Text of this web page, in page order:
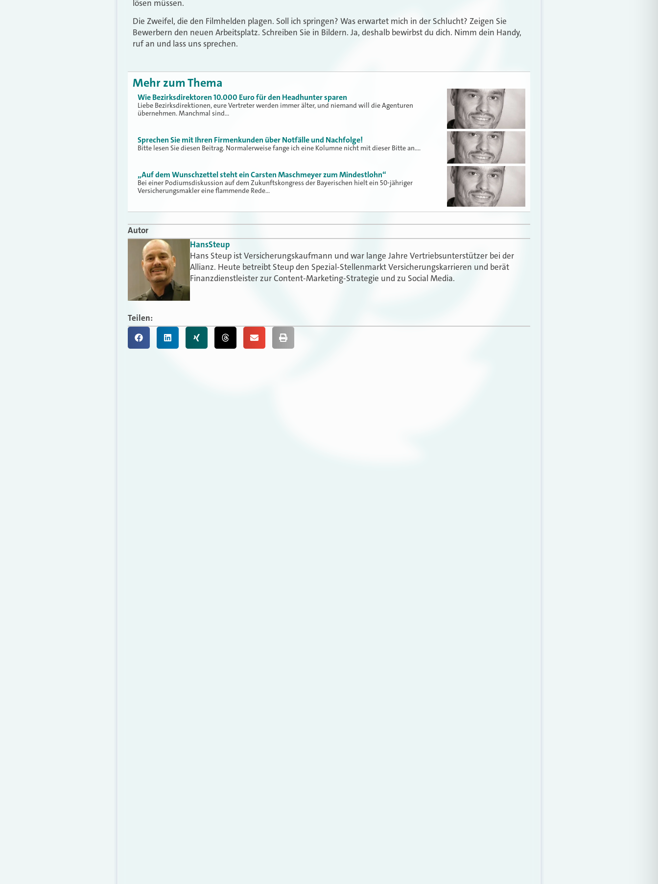
lösen müssen.
Die Zweifel, die den Filmhelden plagen. Soll ich springen? Was erwartet mich in der Schlucht? Zeigen Sie
Bewerbern den neuen Arbeitsplatz. Schreiben Sie in Bildern. Ja, deshalb bewirbst du dich. Nimm dein Handy,
ruf an und lass uns sprechen.
Mehr zum Thema
Wie Bezirksdirektoren 10.000 Euro für den Headhunter sparen
Liebe Bezirksdirektionen, eure Vertreter werden immer älter, und niemand will die Agenturen
übernehmen. Manchmal sind…
Sprechen Sie mit Ihren Firmenkunden über Notfälle und Nachfolge!
Bitte lesen Sie diesen Beitrag. Normalerweise fange ich eine Kolumne nicht mit dieser Bitte an.…
„Auf dem Wunschzettel steht ein Carsten Maschmeyer zum Mindestlohn“
Bei einer Podiumsdiskussion auf dem Zukunftskongress der Bayerischen hielt ein 50-jähriger
Versicherungsmakler eine flammende Rede…
Autor
HansSteup
Hans Steup ist Versicherungskaufmann und war lange Jahre Vertriebsunterstützer bei der
Allianz. Heute betreibt Steup den Spezial-Stellenmarkt Versicherungskarrieren und berät
Finanzdienstleister zur Content-Marketing-Strategie und zu Social Media.
Teilen: